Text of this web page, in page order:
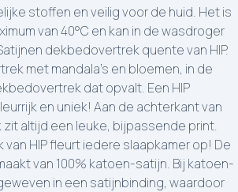
stoffen en veilig voor de huid. Het is
van 40°C en kan in de wasdroger
dekbedovertrek quente van HIP.
met mandala’s en bloemen, in de
dat opvalt. Een HIP
en uniek! Aan de achterkant van
altijd een leuke, bijpassende print.
HIP fleurt iedere slaapkamer op! De
van 100% katoen-satijn. Bij katoen-
in een satijnbinding, waardoor